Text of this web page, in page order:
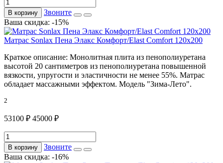
В корзину
Звоните
Ваша скидка: -15%
Матрас Sonlax Пена Элакс Комфорт/Elast Comfort 120x200
Краткое описание: Монолитная плита из пенополиуретана
высотой 20 сантиметров из пенополиуретана повышенной
вязкости, упругости и эластичности не менее 55%. Матрас
обладает массажными эффектом. Модель "Зима-Лето".
2
53100 ₽ 45000 ₽
В корзину
Звоните
Ваша скидка: -16%